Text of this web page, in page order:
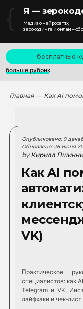
{ Я —
Медиа о нейросетях,
зерокодинге и онлайн-
бесплатные
больше рубрик
Главная — Как AI помогает
Опубликовано: 9
Обновлено: 26 июня
by Кирилл
Как AI
VK)
Практическое
специалистов: как
Telegram и VK.
лайфхаки и